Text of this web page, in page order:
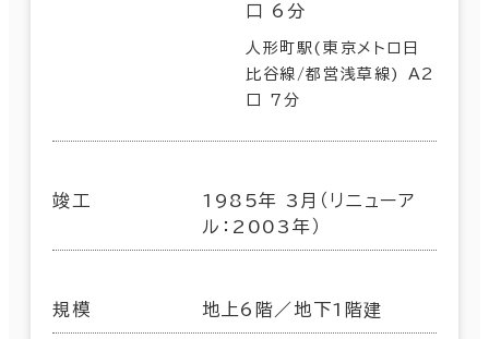
口 6分
人形町駅(東京メトロ日
比谷線/都営浅草線) A2
口 7分
竣工
1985年 3月（リニューア
ル：2003年）
規模 地上6階／地下1階建